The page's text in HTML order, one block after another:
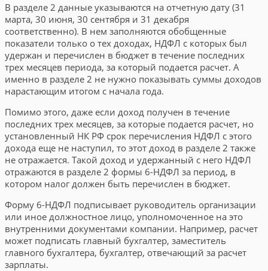
В разделе 2 данные указываются на отчетную дату (31
марта, 30 июня, 30 сентября и 31 декабря
соответственно). В нем заполняются обобщенные
показатели только о тех доходах, НДФЛ с которых был
удержан и перечислен в бюджет в течение последних
трех месяцев периода, за который подается расчет. А
именно в разделе 2 не нужно показывать суммы доходов
нарастающим итогом с начала года.
Помимо этого, даже если доход получен в течение
последних трех месяцев, за которые подается расчет, но
установленный НК РФ срок перечисления НДФЛ с этого
дохода еще не наступил, то этот доход в разделе 2 также
не отражается. Такой доход и удержанный с него НДФЛ
отражаются в разделе 2 формы 6-НДФЛ за период, в
котором налог должен быть перечислен в бюджет.
Форму 6-НДФЛ подписывает руководитель организации
или иное должностное лицо, уполномоченное на это
внутренними документами компании. Например, расчет
может подписать главный бухгалтер, заместитель
главного бухгалтера, бухгалтер, отвечающий за расчет
зарплаты.